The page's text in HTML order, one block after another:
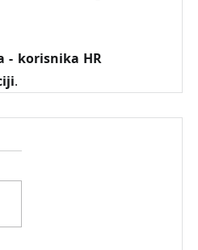
- korisnika HR
.